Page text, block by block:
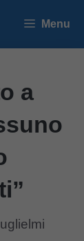
Menu
a